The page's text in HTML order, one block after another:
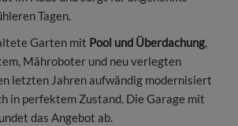
Tagen.
Garten mit Pool und Überdachung,
Mähroboter und neu verlegten
letzten Jahren aufwändig modernisiert
in perfektem Zustand. Die Garage mit
das Angebot ab.